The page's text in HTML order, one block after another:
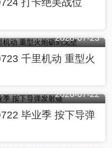
2026-07-23
千里机动 重型火
2026-07-22
毕业季 按下导弹